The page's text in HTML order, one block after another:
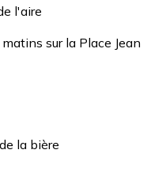
l'aire
sur la Place Jean
la bière